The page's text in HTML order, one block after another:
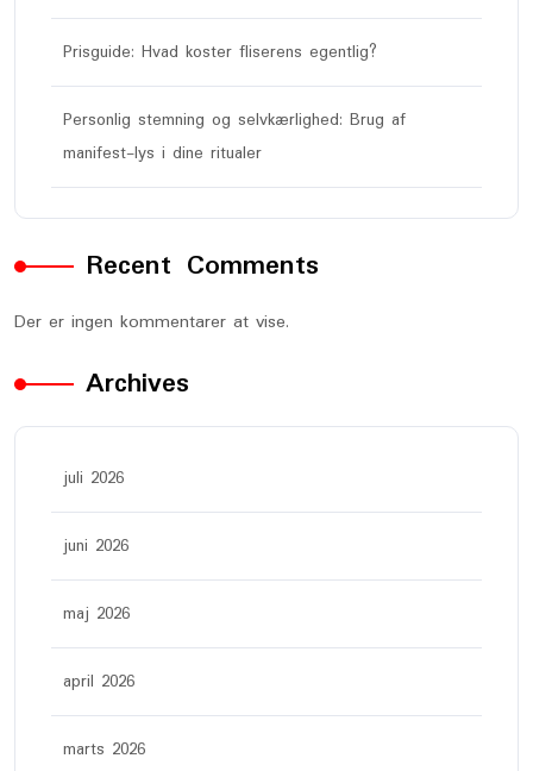
Prisguide: Hvad koster fliserens egentlig?
Personlig stemning og selvkærlighed: Brug af
manifest-lys i dine ritualer
Recent Comments
Der er ingen kommentarer at vise.
Archives
juli 2026
juni 2026
maj 2026
april 2026
marts 2026